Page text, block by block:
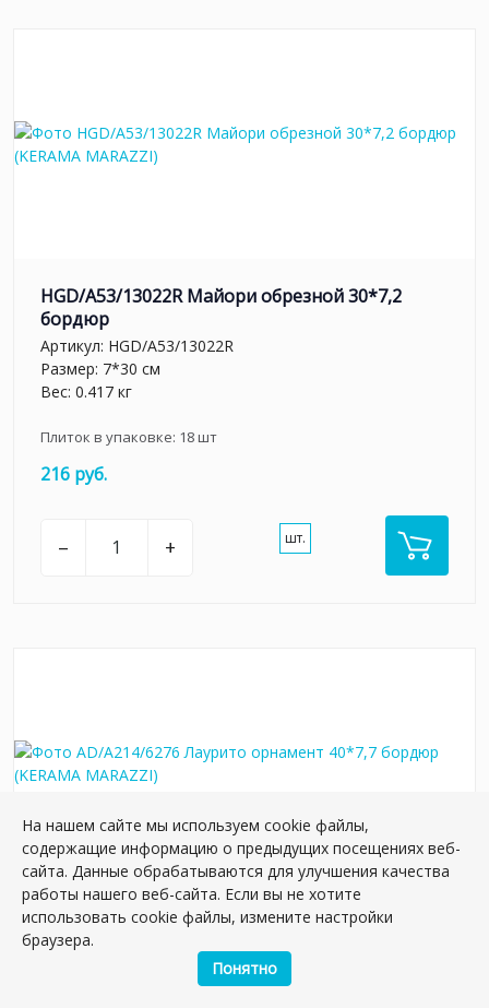
HGD/A53/13022R Майори обрезной 30*7,2
бордюр
Артикул: HGD/A53/13022R
Размер: 7*30 см
Вес: 0.417 кг
Плиток в упаковке: 18шт
216 руб.
– + шт.
AD/A214/6276 Лаурито орнамент 40*7,7
бордюр
На нашем сайте мы используем cookie файлы,
содержащие информацию о предыдущих посещениях веб-
сайта. Данные обрабатываются для улучшения качества
работы нашего веб-сайта. Если вы не хотите
использовать cookie файлы, измените настройки
браузера.
Понятно